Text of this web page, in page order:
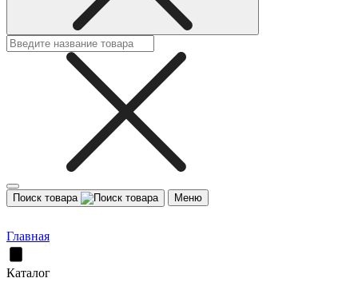
Поиск товара Меню
Главная
Каталог